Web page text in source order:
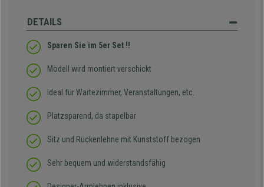
DETAILS
Sparen Sie im 5er Set !!
Modell wird montiert verschickt
Ideal für Wartezimmer, Veranstaltungen, etc.
Platzsparend, da stapelbar
Sitz und Rückenlehne mit Kunststoff bezogen
Sehr bequem und widerstandsfähig